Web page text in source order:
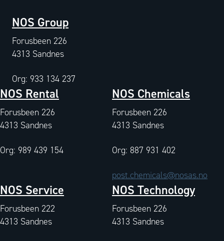
NOS Group
Forusbeen 226
4313 Sandnes
Org: 933 134 237
NOS Rental
Forusbeen 226
4313 Sandnes
Org: 989 439 154
NOS Chemicals
Forusbeen 226
4313 Sandnes
Org: 887 931 402
post.chemicals@nosas.no
NOS Service
Forusbeen 222
4313 Sandnes
NOS Technology
Forusbeen 226
4313 Sandnes